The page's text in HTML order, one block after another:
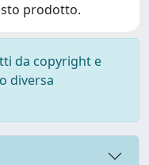
prodotto.
da copyright e
diversa